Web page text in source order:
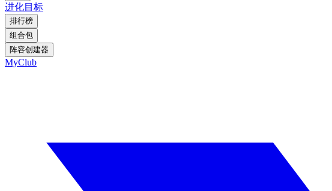
进化目标
排行榜
组合包
阵容创建器
MyClub